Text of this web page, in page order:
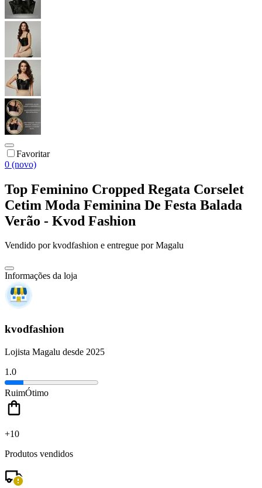
Favoritar
0 (novo)
Top Feminino Cropped Regata Corselet
Cetim Moda Feminina De Festa Balada
Verão - Kvod Fashion
Vendido porkvodfashion e entregue por Magalu
Informações da loja
kvodfashion
Lojista Magalu desde 2025
1.0
RuimÓtimo
+10
Produtos vendidos